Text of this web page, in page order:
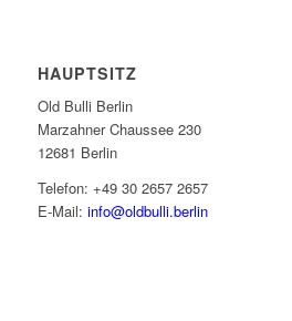
HAUPTSITZ
Old Bulli Berlin
Marzahner Chaussee 230
12681 Berlin
Telefon: +49 30 2657 2657
E-Mail: info@oldbulli.berlin